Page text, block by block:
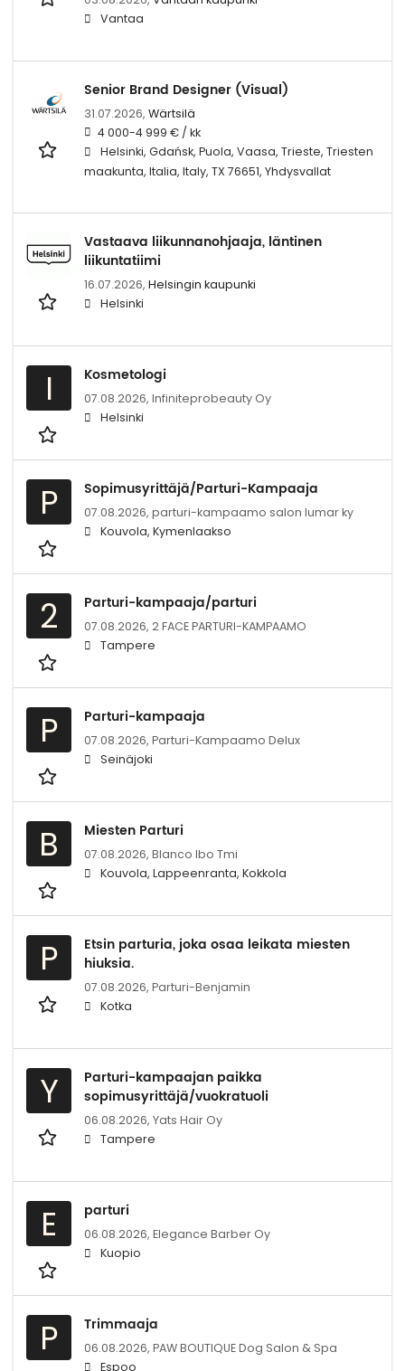
Vantaa
Senior Brand Designer (Visual)
31.07.2026, Wärtsilä
4 000-4 999 € / kk
Helsinki, Gdańsk, Puola, Vaasa, Trieste, Triesten
maakunta, Italia, Italy, TX 76651, Yhdysvallat
Vastaava liikunnanohjaaja, läntinen
liikuntatiimi
16.07.2026, Helsingin kaupunki
Helsinki
I Kosmetologi
07.08.2026, Infiniteprobeauty Oy
Helsinki
P Sopimusyrittäjä/Parturi-Kampaaja
07.08.2026, parturi-kampaamo salon lumar ky
Kouvola, Kymenlaakso
2 Parturi-kampaaja/parturi
07.08.2026, 2 FACE PARTURI-KAMPAAMO
Tampere
P Parturi-kampaaja
07.08.2026, Parturi-Kampaamo Delux
Seinäjoki
B Miesten Parturi
07.08.2026, Blanco lbo Tmi
Kouvola, Lappeenranta, Kokkola
P
Etsin parturia, joka osaa leikata miesten
hiuksia.
07.08.2026, Parturi-Benjamin
Kotka
Y
Parturi-kampaajan paikka
sopimusyrittäjä/vuokratuoli
06.08.2026, Yats Hair Oy
Tampere
E parturi
06.08.2026, Elegance Barber Oy
Kuopio
P Trimmaaja
06.08.2026, PAW BOUTIQUE Dog Salon & Spa
Espoo